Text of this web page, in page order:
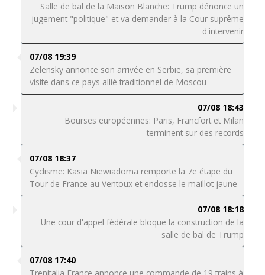
Salle de bal de la Maison Blanche: Trump dénonce un
jugement "politique" et va demander à la Cour suprême
d'intervenir
07/08 19:39
Zelensky annonce son arrivée en Serbie, sa première
visite dans ce pays allié traditionnel de Moscou
07/08 18:43
Bourses européennes: Paris, Francfort et Milan
terminent sur des records
07/08 18:37
Cyclisme: Kasia Niewiadoma remporte la 7e étape du
Tour de France au Ventoux et endosse le maillot jaune
07/08 18:18
Une cour d'appel fédérale bloque la construction de la
salle de bal de Trump
07/08 17:40